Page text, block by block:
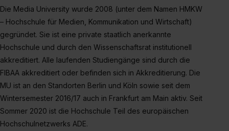
Die Media University wurde 2008 (unter dem Namen HMKW
– Hochschule für Medien, Kommunikation und Wirtschaft)
gegründet. Sie ist eine private staatlich anerkannte
Hochschule und durch den Wissenschaftsrat institutionell
akkreditiert. Alle laufenden Studiengänge sind durch die
FIBAA akkreditiert oder befinden sich in Akkreditierung. Die
MU ist an den Standorten Berlin und Köln sowie seit dem
Wintersemester 2016/17 auch in Frankfurt am Main aktiv. Seit
Sommer 2020 ist die Hochschule Teil des europäischen
Hochschulnetzwerks ADE.